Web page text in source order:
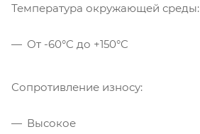
Температура окружающей среды:
От -60°C до +150°C
Сопротивление износу:
Высокое